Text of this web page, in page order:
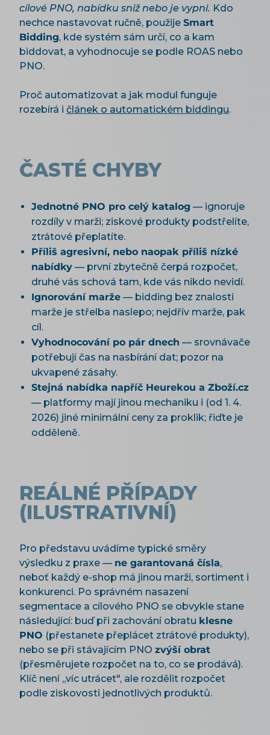
cílové PNO, nabídku sniž nebo je vypni. Kdo
nechce nastavovat ručně, použije Smart
Bidding, kde systém sám určí, co a kam
biddovat, a vyhodnocuje se podle ROAS nebo
PNO.
Proč automatizovat a jak modul funguje
rozebírá i článek o automatickém biddingu.
ČASTÉ CHYBY
Jednotné PNO pro celý katalog — ignoruje
rozdíly v marži; ziskové produkty podstřelíte,
ztrátové přeplatíte.
Příliš agresivní, nebo naopak příliš nízké
nabídky — první zbytečně čerpá rozpočet,
druhé vás schová tam, kde vás nikdo nevidí.
Ignorování marže — bidding bez znalosti
marže je střelba naslepo; nejdřív marže, pak
cíl.
Vyhodnocování po pár dnech — srovnávače
potřebují čas na nasbírání dat; pozor na
ukvapené zásahy.
Stejná nabídka napříč Heurekou a Zboží.cz
— platformy mají jinou mechaniku i (od 1. 4.
2026) jiné minimální ceny za proklik; řiďte je
odděleně.
REÁLNÉ PŘÍPADY
(ILUSTRATIVNÍ)
Pro představu uvádíme typické směry
výsledku z praxe — ne garantovaná čísla,
neboť každý e-shop má jinou marži, sortiment i
konkurenci. Po správném nasazení
segmentace a cílového PNO se obvykle stane
následující: buď při zachování obratu klesne
PNO (přestanete přeplácet ztrátové produkty),
nebo se při stávajícím PNO zvýší obrat
(přesměrujete rozpočet na to, co se prodává).
Klíč není „víc utrácet", ale rozdělit rozpočet
podle ziskovosti jednotlivých produktů.